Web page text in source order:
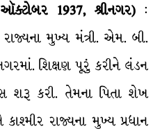
1937, શ્રીનગર) :
મુખ્ય મંત્રી. એમ. બી.
શિક્ષણ પૂરું કરીને લંડન
શરૂ કરી. તેમના પિતા શેખ
રાજ્યના મુખ્ય પ્રધાન